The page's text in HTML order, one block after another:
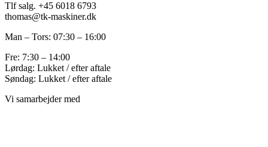
Tlf salg. +45 6018 6793
thomas@tk-maskiner.dk
Man – Tors: 07:30 – 16:00
Fre: 7:30 – 14:00
Lørdag: Lukket / efter aftale
Søndag: Lukket / efter aftale
Vi samarbejder med